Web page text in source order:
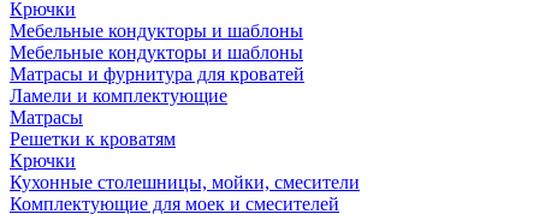
Крючки
Мебельные кондукторы и шаблоны
Мебельные кондукторы и шаблоны
Матрасы и фурнитура для кроватей
Ламели и комплектующие
Матрасы
Решетки к кроватям
Крючки
Кухонные столешницы, мойки, смесители
Комплектующие для моек и смесителей